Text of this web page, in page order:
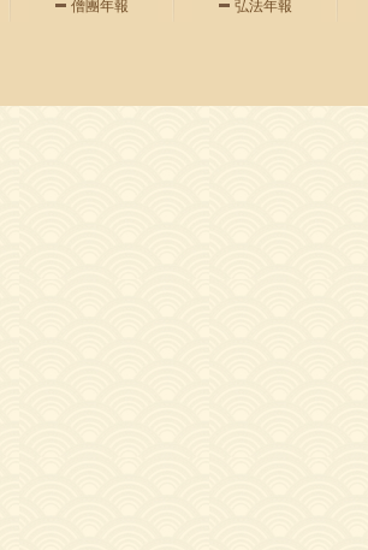
僧團年報 弘法年報